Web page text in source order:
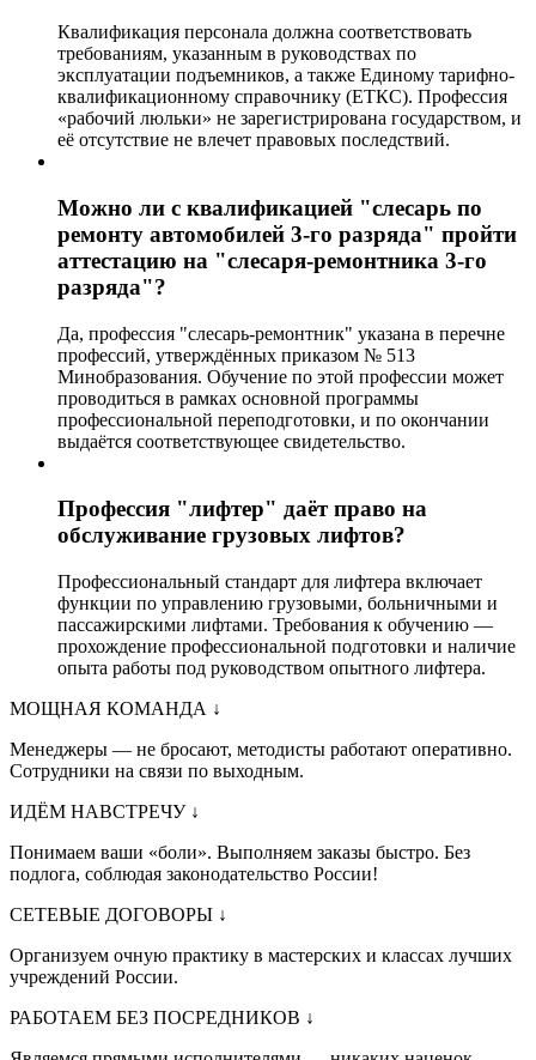
Квалификация персонала должна соответствовать
требованиям, указанным в руководствах по
эксплуатации подъемников, а также Единому тарифно-
квалификационному справочнику (ЕТКС). Профессия
«рабочий люльки» не зарегистрирована государством, и
её отсутствие не влечет правовых последствий.
Можно ли с квалификацией "слесарь по
ремонту автомобилей 3-го разряда" пройти
аттестацию на "слесаря-ремонтника 3-го
разряда"?
Да, профессия "слесарь-ремонтник" указана в перечне
профессий, утверждённых приказом № 513
Минобразования. Обучение по этой профессии может
проводиться в рамках основной программы
профессиональной переподготовки, и по окончании
выдаётся соответствующее свидетельство.
Профессия "лифтер" даёт право на
обслуживание грузовых лифтов?
Профессиональный стандарт для лифтера включает
функции по управлению грузовыми, больничными и
пассажирскими лифтами. Требования к обучению —
прохождение профессиональной подготовки и наличие
опыта работы под руководством опытного лифтера.
МОЩНАЯ КОМАНДА ↓
Менеджеры — не бросают, методисты работают оперативно.
Сотрудники на связи по выходным.
ИДЁМ НАВСТРЕЧУ ↓
Понимаем ваши «боли». Выполняем заказы быстро. Без
подлога, соблюдая законодательство России!
СЕТЕВЫЕ ДОГОВОРЫ ↓
Организуем очную практику в мастерских и классах лучших
учреждений России.
РАБОТАЕМ БЕЗ ПОСРЕДНИКОВ ↓